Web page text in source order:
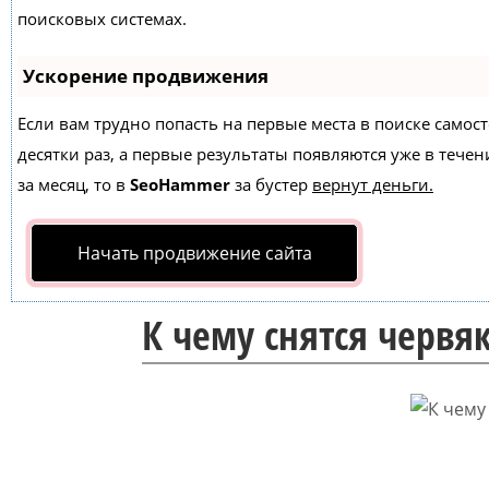
поисковых системах.
Ускорение продвижения
Если вам трудно попасть на первые места в поиске
десятки раз, а первые результаты появляются уже в
за месяц, то в SeoHammer за бустер вернут деньги.
Начать продвижение сайта
К чему снятся